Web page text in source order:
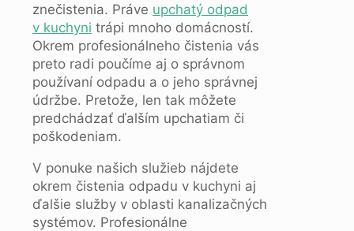
znečistenia. Práve upchatý odpad
v kuchyni trápi mnoho domácností.
Okrem profesionálneho čistenia vás
preto radi poučíme aj o správnom
používaní odpadu a o jeho správnej
údržbe. Pretože, len tak môžete
predchádzať ďalším upchatiam či
poškodeniam.
V ponuke našich služieb nájdete
okrem čistenia odpadu v kuchyni aj
ďalšie služby v oblasti kanalizačných
systémov. Profesionálne